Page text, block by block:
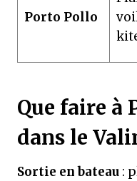
Porto Pollo
Que faire à
dans le
Sortie en bateau :